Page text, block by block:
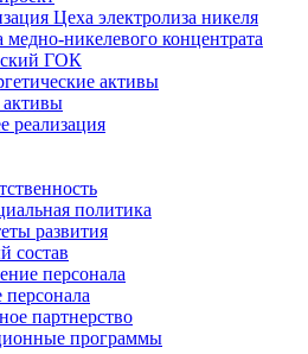
Цеха электролиза никеля
медно-никелевого концентрата
ГОК
активы
реализация
политика
развития
состав
персонала
персонала
партнерство
программы